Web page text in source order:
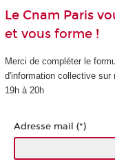
Le Cnam Paris
et vous forme !
Merci de compléter le
d'information collective sur
19h à 20h
Adresse mail (*)